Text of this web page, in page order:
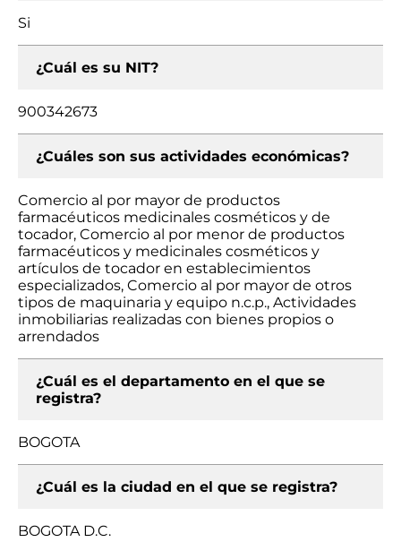
Si
¿Cuál es su NIT?
900342673
¿Cuáles son sus actividades económicas?
Comercio al por mayor de productos
farmacéuticos medicinales cosméticos y de
tocador, Comercio al por menor de productos
farmacéuticos y medicinales cosméticos y
artículos de tocador en establecimientos
especializados, Comercio al por mayor de otros
tipos de maquinaria y equipo n.c.p., Actividades
inmobiliarias realizadas con bienes propios o
arrendados
¿Cuál es el departamento en el que se
registra?
BOGOTA
¿Cuál es la ciudad en el que se registra?
BOGOTA D.C.